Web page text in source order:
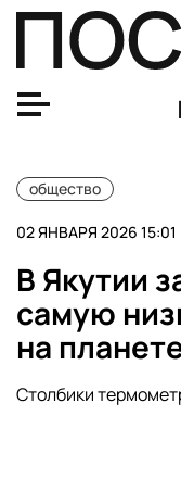
общество
02 ЯНВАРЯ 2026 15:01
В Якутии
самую
на
Столбики
Жители